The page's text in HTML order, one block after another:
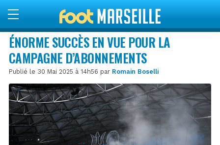
ÉNORME SUCCÈS EN VUE POUR LA
CAMPAGNE D’ABONNEMENTS
Publié le 30 Mai 2025 à 14h56 par Romain Boselli